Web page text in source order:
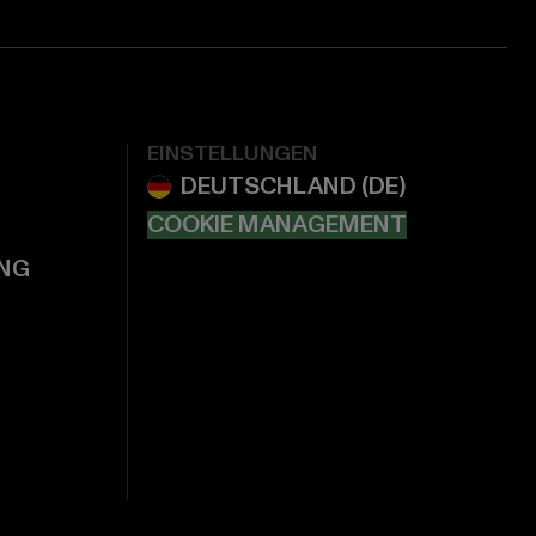
EINSTELLUNGEN
COOKIE MANAGEMENT